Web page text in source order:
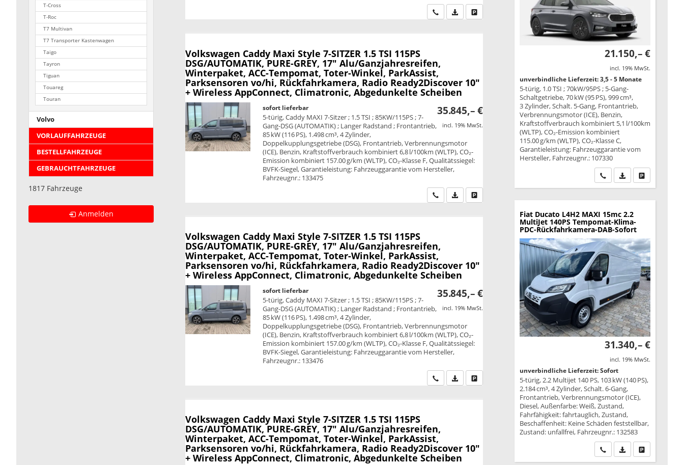
Wir rufen Sie anPDF-Datei, Fahrzeugexposé drucken
Drucken, parken oder vergleichen
Volkswagen Caddy Maxi Style 7-SITZER 1.5 TSI 115PS
DSG/AUTOMATIK, PURE-GREY, 17" Alu/Ganzjahresreifen,
Winterpaket, ACC-Tempomat, Toter-Winkel, ParkAssist,
Parksensoren vo/hi, Rückfahrkamera, Radio Ready2Discover 10"
+ Wireless AppConnect, Climatronic, Abgedunkelte Scheiben
35.845,– €
incl. 19% MwSt.
sofort lieferbar
5-türig, Caddy MAXI 7-Sitzer ; 1.5 TSI ; 85KW/115PS ; 7-
Gang-DSG (AUTOMATIK) ; Langer Radstand ; Frontantrieb,
85 kW (116 PS), 1.498 cm³, 4 Zylinder,
Doppelkupplungsgetriebe (DSG), Frontantrieb, Verbrennungsmotor
(ICE), Benzin, Kraftstoffverbrauch kombiniert 6,8 l/100km (WLTP), CO₂-
Emission kombiniert 157.00 g/km (WLTP), CO₂-Klasse F, Qualitätssiegel:
BVFK-Siegel, Garantieleistung: Fahrzeuggarantie vom Hersteller,
Fahrzeugnr.: 133475
Wir rufen Sie anPDF-Datei, Fahrzeugexposé drucken
Volkswagen Caddy Maxi Style 7-SITZER 1.5 TSI 115PS
DSG/AUTOMATIK, PURE-GREY, 17" Alu/Ganzjahresreifen,
Winterpaket, ACC-Tempomat, Toter-Winkel, ParkAssist,
Parksensoren vo/hi, Rückfahrkamera, Radio Ready2Discover 10"
+ Wireless AppConnect, Climatronic, Abgedunkelte Scheiben
35.845,– €
incl. 19% MwSt.
sofort lieferbar
5-türig, Caddy MAXI 7-Sitzer ; 1.5 TSI ; 85KW/115PS ; 7-
Gang-DSG (AUTOMATIK) ; Langer Radstand ; Frontantrieb,
85 kW (116 PS), 1.498 cm³, 4 Zylinder,
Doppelkupplungsgetriebe (DSG), Frontantrieb, Verbrennungsmotor
(ICE), Benzin, Kraftstoffverbrauch kombiniert 6,8 l/100km (WLTP), CO₂-
Emission kombiniert 157.00 g/km (WLTP), CO₂-Klasse F, Qualitätssiegel:
BVFK-Siegel, Garantieleistung: Fahrzeuggarantie vom Hersteller,
Fahrzeugnr.: 133476
Wir rufen Sie anPDF-Datei, Fahrzeugexposé drucken
Drucken, parken oder vergleichen
Volkswagen Caddy Maxi Style 7-SITZER 1.5 TSI 115PS
DSG/AUTOMATIK, PURE-GREY, 17" Alu/Ganzjahresreifen,
Winterpaket, ACC-Tempomat, Toter-Winkel, ParkAssist,
Parksensoren vo/hi, Rückfahrkamera, Radio Ready2Discover 10"
+ Wireless AppConnect, Climatronic, Abgedunkelte Scheiben
T-Cross
T-Roc
T7 Multivan
T7 Transporter Kastenwagen
Taigo
Tayron
Tiguan
Touareg
Touran
Volvo
VORLAUFFAHRZEUGE
BESTELLFAHRZEUGE
GEBRAUCHTFAHRZEUGE
1817 Fahrzeuge
Anmelden
21.150,– €
incl. 19% MwSt.
unverbindliche Lieferzeit: 3,5 - 5 Monate
5-türig, 1.0 TSI ; 70kW/95PS ; 5-Gang-
Schaltgetriebe, 70 kW (95 PS), 999 cm³,
3 Zylinder, Schalt. 5-Gang, Frontantrieb,
Verbrennungsmotor (ICE), Benzin,
Kraftstoffverbrauch kombiniert 5,1 l/100km
(WLTP), CO₂-Emission kombiniert
115.00 g/km (WLTP), CO₂-Klasse C,
Garantieleistung: Fahrzeuggarantie vom
Hersteller, Fahrzeugnr.: 107330
Wir rufen Sie an
PDF-Datei,Drucken,
Fiat Ducato L4H2 MAXI 15mc 2.2
MultiJet 140PS Tempomat-Klima-
PDC-Rückfahrkamera-DAB-Sofort
31.340,– €
incl. 19% MwSt.
unverbindliche Lieferzeit: Sofort
5-türig, 2.2 Multijet 140 PS, 103 kW (140 PS),
2.184 cm³, 4 Zylinder, Schalt. 6-Gang,
Frontantrieb, Verbrennungsmotor (ICE),
Diesel, Außenfarbe: Weiß, Zustand,
Fahrfähigkeit: fahrtauglich, Zustand,
Beschaffenheit: Keine Schäden feststellbar,
Zustand: unfallfrei, Fahrzeugnr.: 132583
Wir rufen Sie an
PDF-Datei,Drucken,